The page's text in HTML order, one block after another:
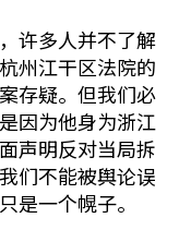
许多人并不了解
州江干区法院的
存疑。但我们必
因为他身为浙江
声明反对当局拆
们不能被舆论误
是一个幌子。